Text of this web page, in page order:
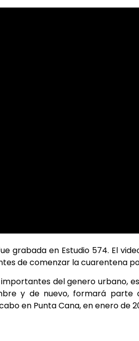
grabada en Estudio 574. El
de comenzar la cuarentena
del genero urbano,
y de nuevo, formará
en Punta Cana, en enero de